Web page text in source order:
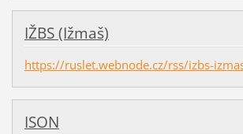
IŽBS (Ižmaš)
https://ruslet.webnode.cz/rss/izbs-
ISON